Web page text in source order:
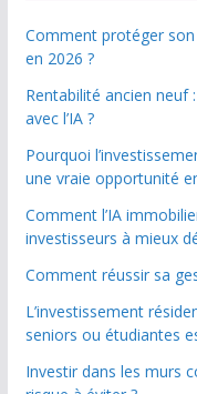
Comment protéger
en 2026 ?
Rentabilité ancien neuf
avec l’IA ?
Pourquoi
une vraie opportunité
Comment l’IA
investisseurs à mieux
Comment réussir sa
L’investissement
seniors ou étudiantes
Investir dans les murs